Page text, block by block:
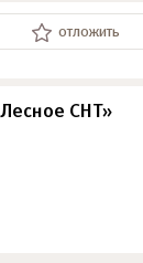
отложить
СНТ»